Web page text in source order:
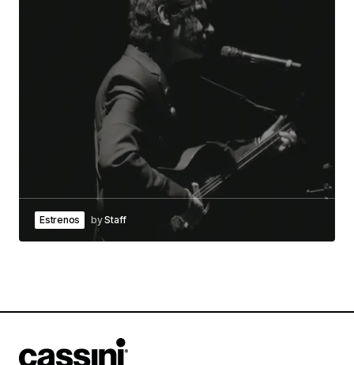
Estrenos byStaff